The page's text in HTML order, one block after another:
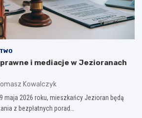
i mediacje w Jezioranach
Kowalczyk
maja 2026 roku, mieszkańcy Jezioran będą
z bezpłatnych porad…